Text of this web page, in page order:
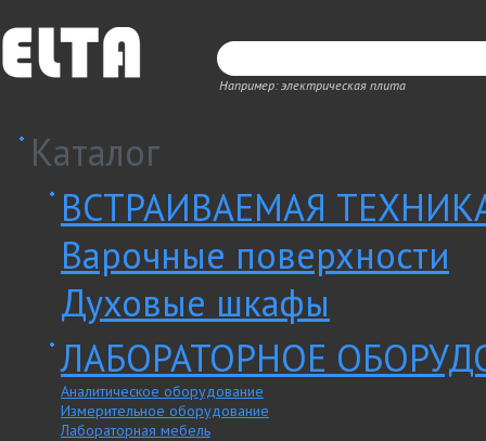
Например: электрическая плита
Каталог
ВСТРАИВАЕМАЯ
Варочные поверхности
Духовые шкафы
ЛАБОРАТОРНОЕ
Аналитическое оборудование
Измерительное оборудование
Лабораторная мебель